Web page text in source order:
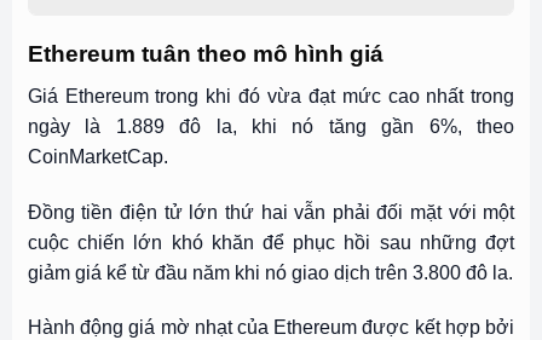
Ethereum tuân theo mô hình giá
Giá Ethereum trong khi đó vừa đạt mức cao nhất trong
ngày là 1.889 đô la, khi nó tăng gần 6%, theo
CoinMarketCap.
Đồng tiền điện tử lớn thứ hai vẫn phải đối mặt với một
cuộc chiến lớn khó khăn để phục hồi sau những đợt
giảm giá kể từ đầu năm khi nó giao dịch trên 3.800 đô la.
Hành động giá mờ nhạt của Ethereum được kết hợp bởi